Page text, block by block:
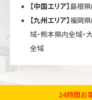
【中国エリア】島根
【九州エリア】福岡県
域・熊本県内全域・
全域
24時間お